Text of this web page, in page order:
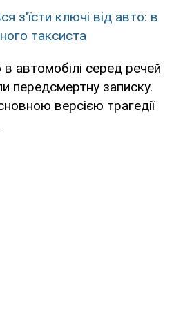
з'їсти ключі від авто: в
таксиста
автомобілі серед речей
передсмертну записку.
версією трагедії